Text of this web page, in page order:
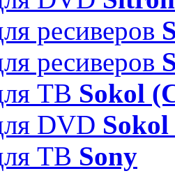
ресиверов
ресиверов
ТВ Sokol
DVD
ТВ Sony